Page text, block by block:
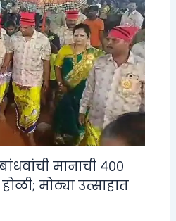
मानाची ४००
मोठ्या उत्साहात